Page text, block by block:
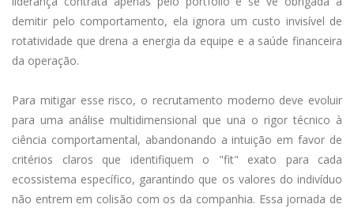
demitir pelo comportamento, ela ignora um custo invisível de
rotatividade que drena a energia da equipe e a saúde financeira
da operação.
Para mitigar esse risco, o recrutamento moderno deve evoluir
para uma análise multidimensional que una o rigor técnico à
ciência comportamental, abandonando a intuição em favor de
critérios claros que identifiquem o "fit" exato para cada
ecossistema específico, garantindo que os valores do indivíduo
não entrem em colisão com os da companhia. Essa jornada de